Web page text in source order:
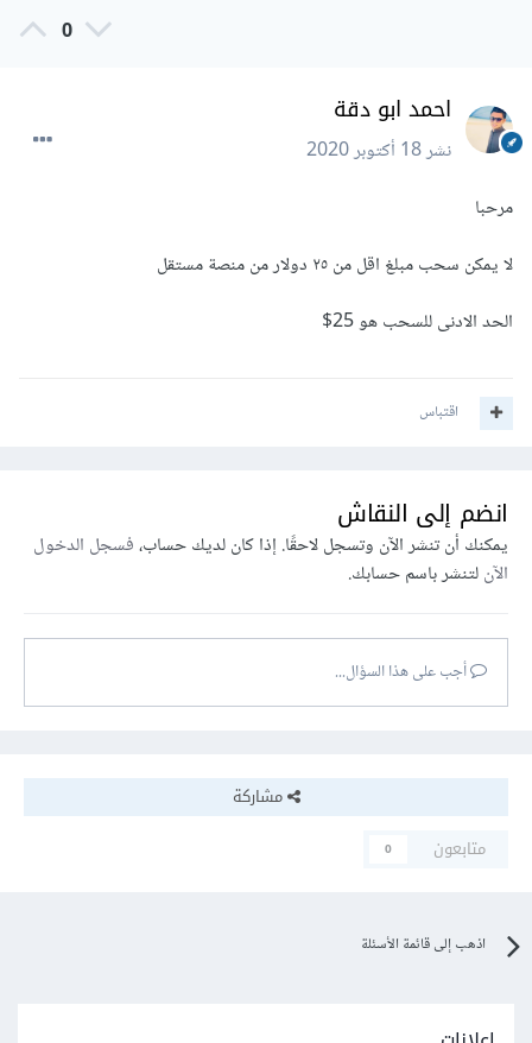
0
احمد ابو دقة
نشر18 أكتوبر 2020
مرحبا
لا يمكن سحب مبلغ اقل من ٢٥ دولار من منصة مستقل
الحد الادنى للسحب هو 25$
اقتباس
انضم إلى النقاش
يمكنك أن تنشر الآن وتسجل لاحقًا. إذا كان لديك حساب،فسجل الدخول
الآنلتنشر باسم حسابك.
أجب على هذا السؤال...
مشاركة
متابعون
0
اذهب إلى قائمة الأسئلة